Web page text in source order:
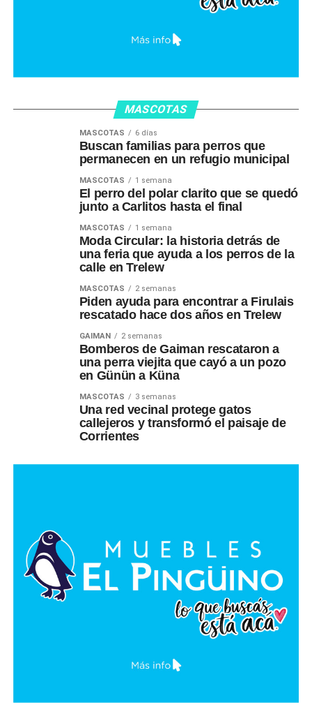
MASCOTAS
MASCOTAS 6 días
Buscan familias para perros que
permanecen en un refugio municipal
MASCOTAS 1 semana
El perro del polar clarito que se quedó
junto a Carlitos hasta el final
MASCOTAS 1 semana
Moda Circular: la historia detrás de
una feria que ayuda a los perros de la
calle en Trelew
MASCOTAS 2 semanas
Piden ayuda para encontrar a Firulais
rescatado hace dos años en Trelew
GAIMAN 2 semanas
Bomberos de Gaiman rescataron a
una perra viejita que cayó a un pozo
en Günün a Küna
MASCOTAS 3 semanas
Una red vecinal protege gatos
callejeros y transformó el paisaje de
Corrientes